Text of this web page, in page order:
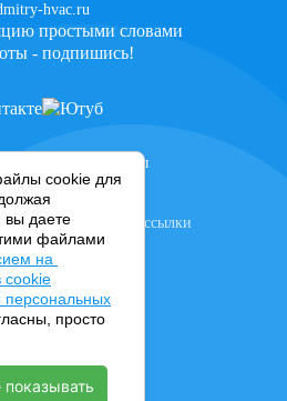
cookie для
вы даете
файлами
на
cookie
персональных
просто
hvac.ru
простыми словами
-подпишись!
Все права защищены
данных
cookie
и рекламной рассылки